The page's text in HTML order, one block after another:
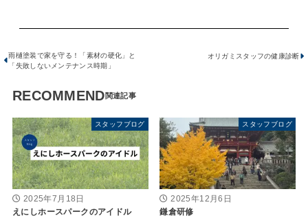
雨樋塗装で家を守る！「素材の硬化」と
「失敗しないメンテナンス時期」
オリガミスタッフの健康診断
RECOMMEND
スタッフブログ
2025年7月18日
えにしホースパークのアイドル
スタッフブログ
2025年12月6日
鎌倉研修